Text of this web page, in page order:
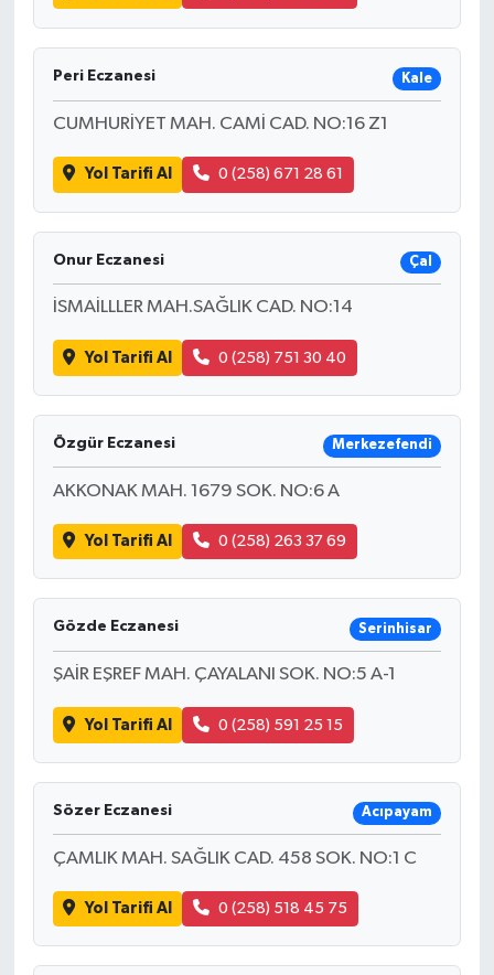
Peri Eczanesi Kale
CUMHURİYET MAH. CAMİ CAD. NO:16 Z1
Yol Tarifi Al 0 (258) 671 28 61
Onur Eczanesi Çal
İSMAİLLLER MAH.SAĞLIK CAD. NO:14
Yol Tarifi Al 0 (258) 751 30 40
Özgür Eczanesi Merkezefendi
AKKONAK MAH. 1679 SOK. NO:6 A
Yol Tarifi Al 0 (258) 263 37 69
Gözde Eczanesi Serinhisar
ŞAİR EŞREF MAH. ÇAYALANI SOK. NO:5 A-1
Yol Tarifi Al 0 (258) 591 25 15
Sözer Eczanesi Acıpayam
ÇAMLIK MAH. SAĞLIK CAD. 458 SOK. NO:1 C
Yol Tarifi Al 0 (258) 518 45 75